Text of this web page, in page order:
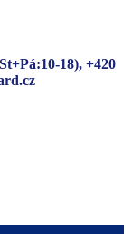
18), +420